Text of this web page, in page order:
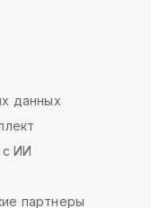
данных
ИИ
партнеры